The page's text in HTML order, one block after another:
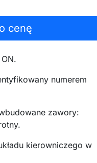
cenę
numerem
zawory:
kierowniczego w